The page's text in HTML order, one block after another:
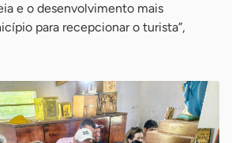
e o desenvolvimento mais
para recepcionar o turista”,